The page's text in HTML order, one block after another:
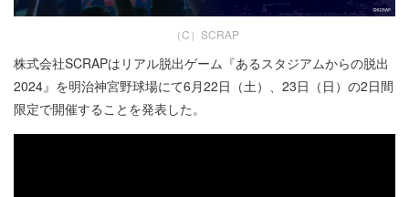
（C）SCRAP
株式会社SCRAPはリアル脱出ゲーム『あるスタジアムからの脱出
2024』を明治神宮野球場にて6月22日（土）、23日（日）の2日間
限定で開催することを発表した。